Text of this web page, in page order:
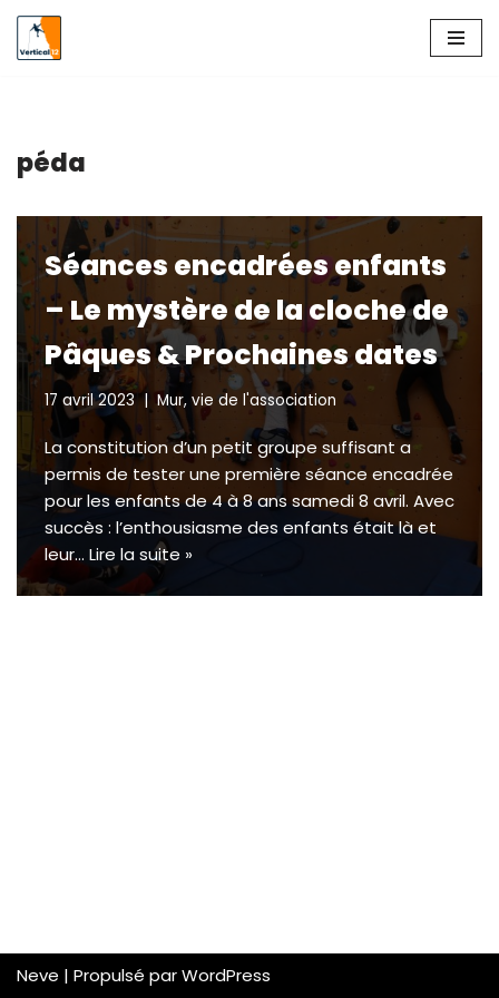
Aller
péda
Séances encadrées enfants
– Le mystère de la cloche de
Pâques & Prochaines dates
17 avril 2023 Mur, vie de l'association
La constitution d’un petit groupe suffisant a
permis de tester une première séance encadrée
pour les enfants de 4 à 8 ans samedi 8 avril. Avec
succès : l’enthousiasme des enfants était là et
leur… Lire la suite »
Neve | Propulsé parWordPress